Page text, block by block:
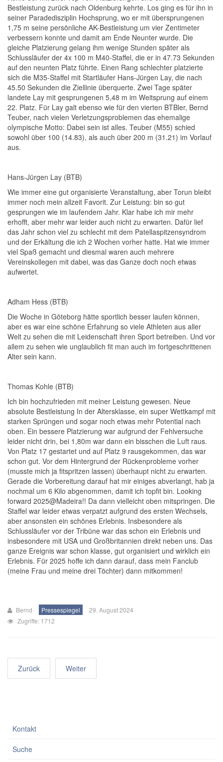
Bestleistung zurück nach Oldenburg kehrte. Los ging es für ihn in
seiner Paradedisziplin Hochsprung, wo er mit übersprungenen
1,75 m seine persönliche AK-Bestleistung um vier Zentimeter
verbessern konnte und damit am Ende Neunter wurde. Die
gleiche Platzierung gelang ihm wenige Stunden später als
Schlussläufer der 4x 100 m M40-Staffel, die er in 47.73 Sekunden
auf den neunten Platz führte. Einen Rang schlechter platzierte
sich die M35-Staffel mit Startläufer Hans-Jürgen Lay, die nach
45.50 Sekunden die Ziellinie überquerte. Zwei Tage später
landete Lay mit gesprungenen 5,48 m im Weitsprung auf einem
22. Platz. Für Lay galt ebenso wie für den vierten BTBler, Bernd
Teuber, nach vielen Verletzungsproblemen das ehemalige
olympische Motto: Dabei sein ist alles. Teuber (M55) schied
sowohl über 100 (14.83), als auch über 200 m (31.21) im Vorlauf
aus.
Hans-Jürgen Lay (BTB)
Wie immer eine gut organisierte Veranstaltung, aber Torun bleibt
immer noch mein allzeit Favorit. Zur Leistung: bin so gut
gesprungen wie im laufendem Jahr. Klar habe ich mir mehr
erhofft, aber mehr war leider auch nicht zu erwarten. Dafür lief
das Jahr schon viel zu schlecht mit dem Patellaspitzensyndrom
und der Erkältung die ich 2 Wochen vorher hatte. Hat wie immer
viel Spaß gemacht und diesmal waren auch mehrere
Vereinskollegen mit dabei, was das Ganze doch noch etwas
aufwertet.
Adham Hess (BTB)
Die Woche in Göteborg hätte sportlich besser laufen können,
aber es war eine schöne Erfahrung so viele Athleten aus aller
Welt zu sehen die mit Leidenschaft ihren Sport betreiben. Und vor
allem zu sehen wie unglaublich fit man auch im fortgeschrittenen
Alter sein kann.
Thomas Kohle (BTB)
Ich bin hochzufrieden mit meiner Leistung gewesen. Neue
absolute Bestleistung In der Altersklasse, ein super Wettkampf mit
starken Sprüngen und sogar noch etwas mehr Potential nach
oben. Ein bessere Platzierung war aufgrund der Fehlversuche
leider nicht drin, bei 1,80m war dann ein bisschen die Luft raus.
Von Platz 17 gestartet und auf Platz 9 rausgekommen, das war
schon gut. Vor dem Hintergrund der Rückenprobleme vorher
(musste mich ja fitspritzen lassen) überhaupt nicht zu erwarten.
Gerade die Vorbereitung darauf hat mir einiges abverlangt, hab ja
nochmal um 6 Kilo abgenommen, damit ich topfit bin. Looking
forward 2025@Madeira!! Da dann vielleicht oben mitspringen. Die
Staffel war leider etwas verpatzt aufgrund des ersten Wechsels,
aber ansonsten ein schönes Erlebnis. Insbesondere als
Schlussläufer vor der Tribüne war das schon ein Erlebnis und
insbesondere mit USA und Großbritannien direkt neben uns. Das
ganze Ereignis war schon klasse, gut organisiert und wirklich ein
Erlebnis. Für 2025 hoffe ich dann darauf, dass mein Fanclub
(meine Frau und meine drei Töchter) dann mitkommen!
Bernd Pressespiegel
29. August 2024
Zugriffe: 1712
Zurück Weiter
Kontakt
Suche